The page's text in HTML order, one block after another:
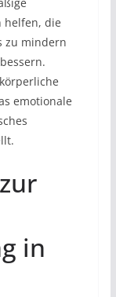
helfen, die
zu mindern
emotionale
in